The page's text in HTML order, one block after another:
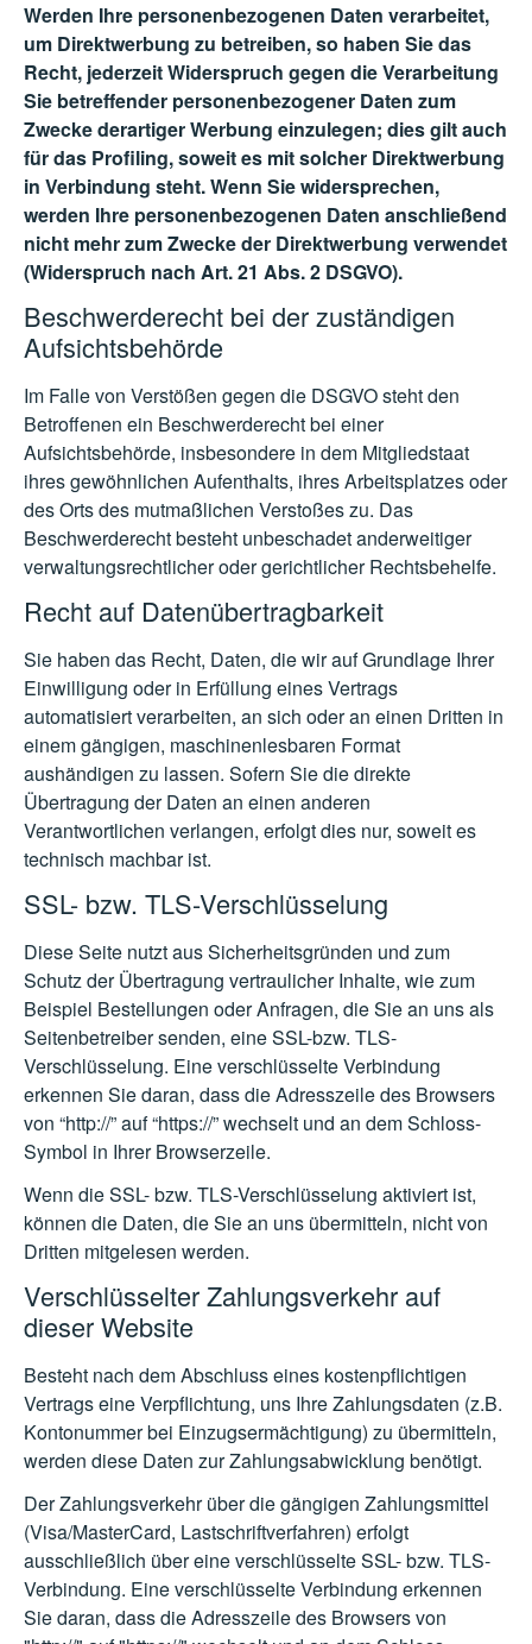
Werden Ihre personenbezogenen Daten verarbeitet,
um Direktwerbung zu betreiben, so haben Sie das
Recht, jederzeit Widerspruch gegen die Verarbeitung
Sie betreffender personenbezogener Daten zum
Zwecke derartiger Werbung einzulegen; dies gilt auch
für das Profiling, soweit es mit solcher Direktwerbung
in Verbindung steht. Wenn Sie widersprechen,
werden Ihre personenbezogenen Daten anschließend
nicht mehr zum Zwecke der Direktwerbung verwendet
(Widerspruch nach Art. 21 Abs. 2 DSGVO).
Beschwerderecht bei der zuständigen
Aufsichtsbehörde
Im Falle von Verstößen gegen die DSGVO steht den
Betroffenen ein Beschwerderecht bei einer
Aufsichtsbehörde, insbesondere in dem Mitgliedstaat
ihres gewöhnlichen Aufenthalts, ihres Arbeitsplatzes oder
des Orts des mutmaßlichen Verstoßes zu. Das
Beschwerderecht besteht unbeschadet anderweitiger
verwaltungsrechtlicher oder gerichtlicher Rechtsbehelfe.
Recht auf Datenübertragbarkeit
Sie haben das Recht, Daten, die wir auf Grundlage Ihrer
Einwilligung oder in Erfüllung eines Vertrags
automatisiert verarbeiten, an sich oder an einen Dritten in
einem gängigen, maschinenlesbaren Format
aushändigen zu lassen. Sofern Sie die direkte
Übertragung der Daten an einen anderen
Verantwortlichen verlangen, erfolgt dies nur, soweit es
technisch machbar ist.
SSL- bzw. TLS-Verschlüsselung
Diese Seite nutzt aus Sicherheitsgründen und zum
Schutz der Übertragung vertraulicher Inhalte, wie zum
Beispiel Bestellungen oder Anfragen, die Sie an uns als
Seitenbetreiber senden, eine SSL-bzw. TLS-
Verschlüsselung. Eine verschlüsselte Verbindung
erkennen Sie daran, dass die Adresszeile des Browsers
von “http://” auf “https://” wechselt und an dem Schloss-
Symbol in Ihrer Browserzeile.
Wenn die SSL- bzw. TLS-Verschlüsselung aktiviert ist,
können die Daten, die Sie an uns übermitteln, nicht von
Dritten mitgelesen werden.
Verschlüsselter Zahlungsverkehr auf
dieser Website
Besteht nach dem Abschluss eines kostenpflichtigen
Vertrags eine Verpflichtung, uns Ihre Zahlungsdaten (z.B.
Kontonummer bei Einzugsermächtigung) zu übermitteln,
werden diese Daten zur Zahlungsabwicklung benötigt.
Der Zahlungsverkehr über die gängigen Zahlungsmittel
(Visa/MasterCard, Lastschriftverfahren) erfolgt
ausschließlich über eine verschlüsselte SSL- bzw. TLS-
Verbindung. Eine verschlüsselte Verbindung erkennen
Sie daran, dass die Adresszeile des Browsers von